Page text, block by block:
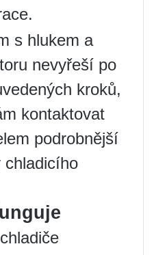
s hlukem a
nevyřeší po
kroků,
kontaktovat
podrobnější
chladicího